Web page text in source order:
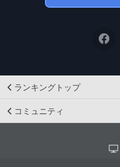
ランキングトップ
コミュニティ